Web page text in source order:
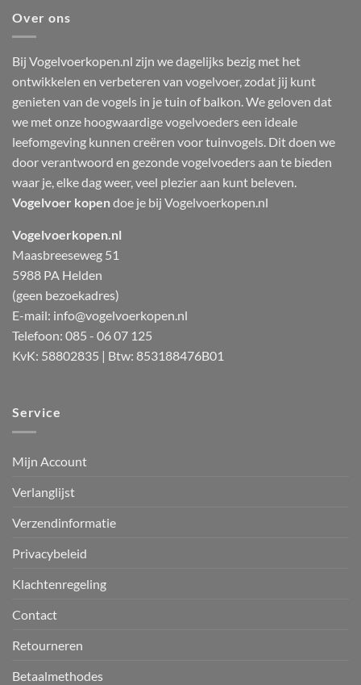
Over ons
Bij Vogelvoerkopen.nl zijn we dagelijks bezig met het
ontwikkelen en verbeteren van vogelvoer, zodat jij kunt
genieten van de vogels in je tuin of balkon. We geloven dat
we met onze hoogwaardige vogelvoeders een ideale
leefomgeving kunnen creëren voor tuinvogels. Dit doen we
door verantwoord en gezonde vogelvoeders aan te bieden
waar je, elke dag weer, veel plezier aan kunt beleven.
Vogelvoer kopendoe je bij Vogelvoerkopen.nl
Vogelvoerkopen.nl
Maasbreeseweg 51
5988 PA Helden
(geen bezoekadres)
E-mail: info@vogelvoerkopen.nl
Telefoon: 085 - 06 07 125
KvK: 58802835 | Btw: 853188476B01
Service
Mijn Account
Verlanglijst
Verzendinformatie
Privacybeleid
Klachtenregeling
Contact
Retourneren
Betaalmethodes